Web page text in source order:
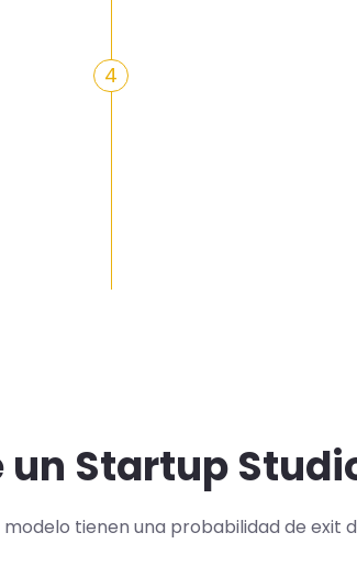
4
un Startup
tienen una probabilidad de exit